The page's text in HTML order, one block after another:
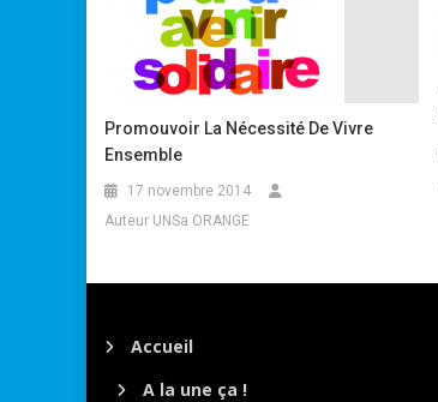
Promouvoir La Nécessité De Vivre
Ensemble
17 novembre 2014
Auteur UNSa ORANGE
Accueil
A la une ça !